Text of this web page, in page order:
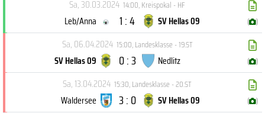
Sa, 30.03.2024 14:00,Kreispokal - HF
Leb/Anna 1 : 4 SV Hellas 09 ( )
Sa, 06.04.2024 15:00,Landesklasse - 19.ST
SV Hellas 09 0 : 3 Nedlitz ( )
Sa, 13.04.2024 15:30,Landesklasse - 20.ST
Waldersee 3 : 0 SV Hellas 09 ( )